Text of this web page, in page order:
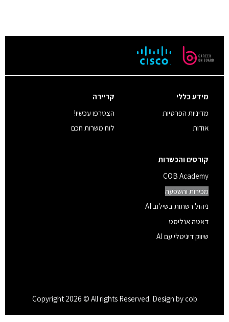
קוב
בכפוף
למדיניות
מידע כללי
מדיניות הפרטיות
אודות
קריירה
הצטרפו עכשיו!
לוח משרות חכם
קורסים והכשרות
COB Academy
מכירות והשפעה
ניהול רשתות בשילוב AI
דאטה אנליסט
שיווק דיגיטלי עם AI
Copyright 2026 © All rights Reserved. Design by cob